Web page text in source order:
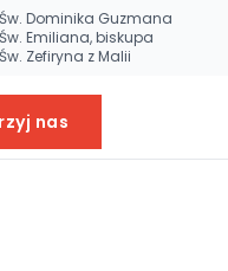
Św. Dominika Guzmana
Św. Emiliana, biskupa
Św. Zefiryna z Malii
nas